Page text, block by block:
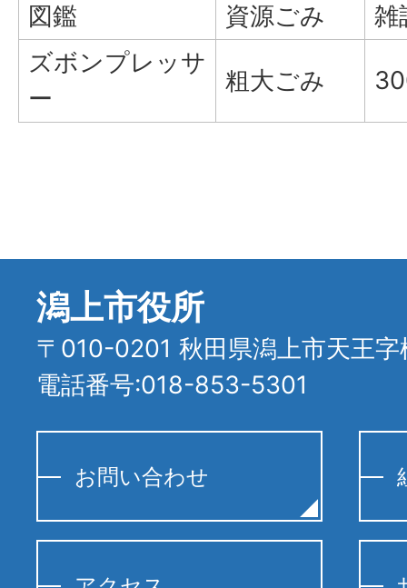
図鑑
資源ごみ
雑
ズボンプレッサ
ー
粗大ごみ
潟上市役所
〒010-0201 秋田県潟上市天王
電話番号:018-853-5301
お問い合わせ